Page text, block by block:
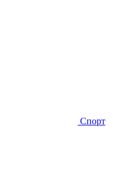
Спорт